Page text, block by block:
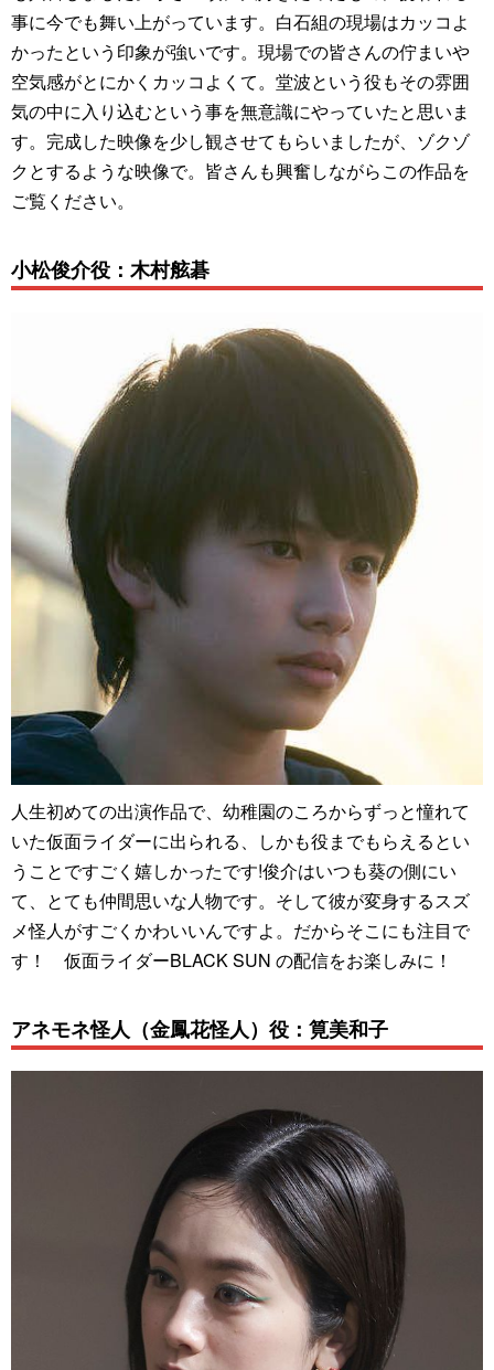
事に今でも舞い上がっています。白石組の現場はカッコよ
かったという印象が強いです。現場での皆さんの佇まいや
空気感がとにかくカッコよくて。堂波という役もその雰囲
気の中に入り込むという事を無意識にやっていたと思いま
す。完成した映像を少し観させてもらいましたが、ゾクゾ
クとするような映像で。皆さんも興奮しながらこの作品を
ご覧ください。
小松俊介役：木村舷碁
人生初めての出演作品で、幼稚園のころからずっと憧れて
いた仮面ライダーに出られる、しかも役までもらえるとい
うことですごく嬉しかったです!俊介はいつも葵の側にい
て、とても仲間思いな人物です。そして彼が変身するスズ
メ怪人がすごくかわいいんですよ。だからそこにも注目で
す！ 仮面ライダーBLACK SUN の配信をお楽しみに！
アネモネ怪人（金鳳花怪人）役：筧美和子